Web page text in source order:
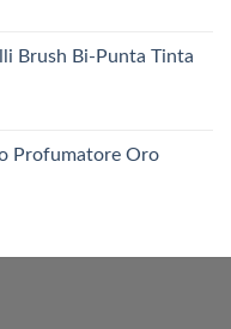
Brush Bi-Punta Tinta
Profumatore Oro